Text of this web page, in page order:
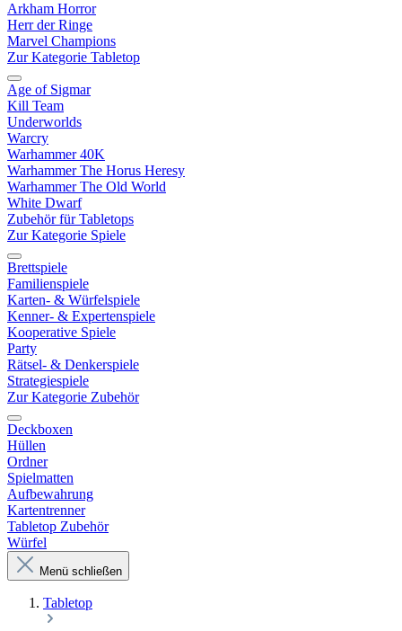
Arkham Horror
Herr der Ringe
Marvel Champions
Zur Kategorie Tabletop
Age of Sigmar
Kill Team
Underworlds
Warcry
Warhammer 40K
Warhammer The Horus Heresy
Warhammer The Old World
White Dwarf
Zubehör für Tabletops
Zur Kategorie Spiele
Brettspiele
Familienspiele
Karten- & Würfelspiele
Kenner- & Expertenspiele
Kooperative Spiele
Party
Rätsel- & Denkerspiele
Strategiespiele
Zur Kategorie Zubehör
Deckboxen
Hüllen
Ordner
Spielmatten
Aufbewahrung
Kartentrenner
Tabletop Zubehör
Würfel
Menü schließen
Tabletop